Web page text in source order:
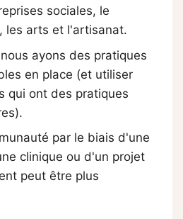
sociales, le
les arts et l'artisanat.
ayons des pratiques
en place (et utiliser
qui ont des pratiques
par le biais d'une
clinique ou d'un projet
peut être plus